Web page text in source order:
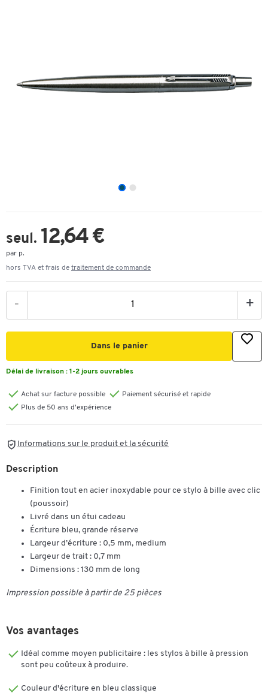
seul. 12,64 €
par p.
hors TVA et frais de traitement de commande
- +
Dans le panier
Délai de livraison : 1-2 jours ouvrables
Achat sur facture possible
Paiement sécurisé et rapide
Plus de 50 ans d'expérience
Informations sur le produit et la sécurité
Description
Finition tout en acier inoxydable pour ce stylo à bille avec clic
(poussoir)
Livré dans un étui cadeau
Écriture bleu, grande réserve
Largeur d’écriture : 0,5 mm, medium
Largeur de trait : 0,7 mm
Dimensions : 130 mm de long
Impression possible à partir de 25 pièces
Vos avantages
Idéal comme moyen publicitaire : les stylos à bille à pression
sont peu coûteux à produire.
Couleur d'écriture en bleu classique